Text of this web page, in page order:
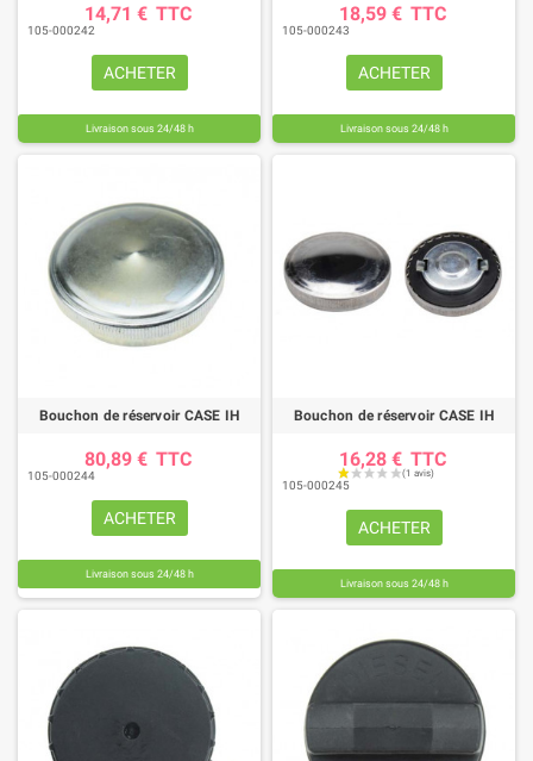
14,71 € TTC
105-000242
ACHETER
Livraison sous 24/48 h
18,59 € TTC
105-000243
ACHETER
Livraison sous 24/48 h
Bouchon de réservoir CASE IH
80,89 € TTC
105-000244
ACHETER
Livraison sous 24/48 h
Bouchon de réservoir CASE IH
16,28 € TTC
105-000245
ACHETER
Livraison sous 24/48 h